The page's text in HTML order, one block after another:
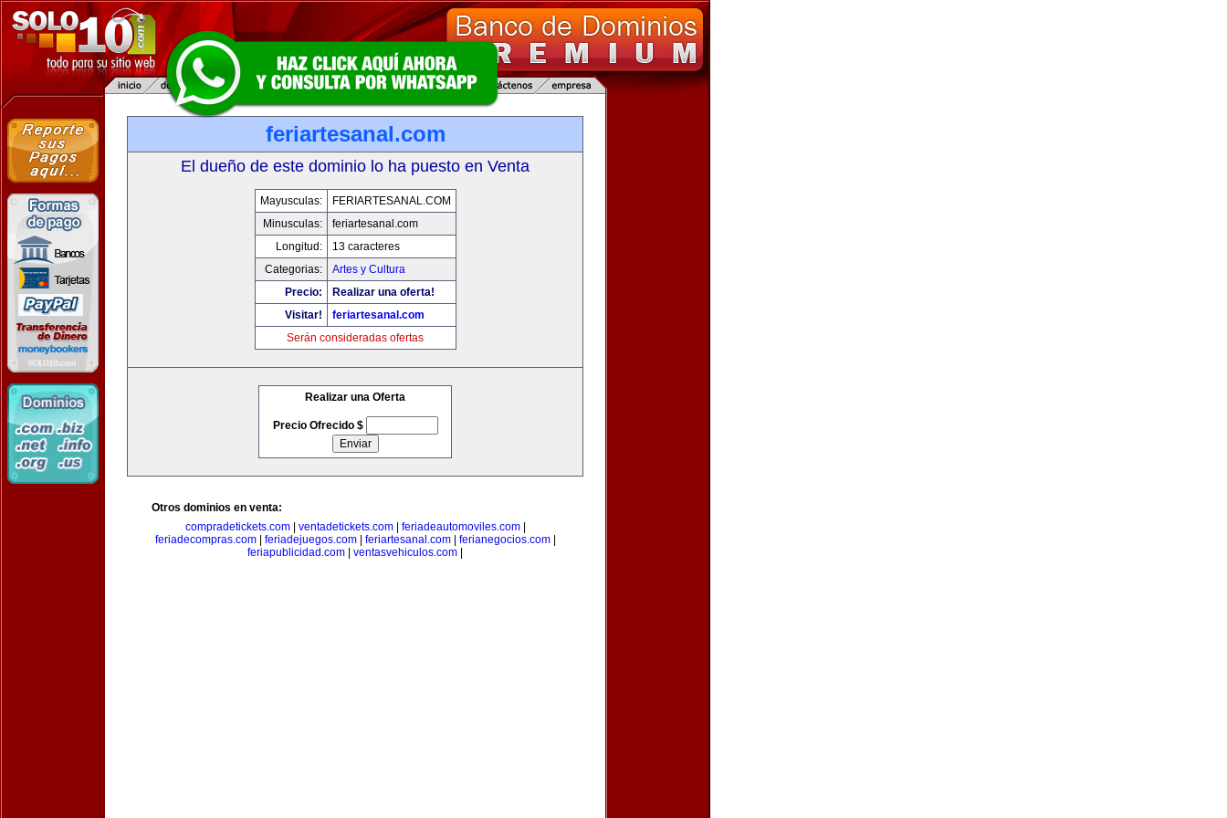
feriartesanal.com
El dueño de este dominio lo ha puesto en Venta
Mayusculas:
FERIARTESANAL.COM
Minusculas:
feriartesanal.com
Longitud:
13 caracteres
Categorias:
Artes y Cultura
Precio:
Realizar una oferta!
Visitar!
feriartesanal.com
Serán consideradas ofertas
Realizar una Oferta
Precio Ofrecido $
Otros dominios en venta:
compradetickets.com| ventadetickets.com| feriadeautomoviles.com|
feriadecompras.com| feriadejuegos.com| feriartesanal.com| ferianegocios.com|
feriapublicidad.com
ventasvehiculos.com